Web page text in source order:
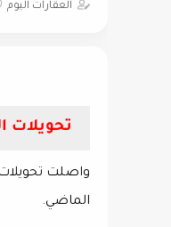
العقارات اليوم
تحويلات
الماضي.